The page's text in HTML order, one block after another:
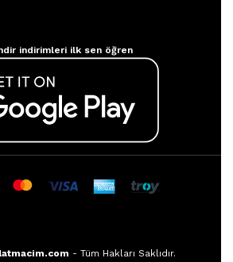
indirimleri ilk sen öğren
- Tüm Hakları Saklıdır.